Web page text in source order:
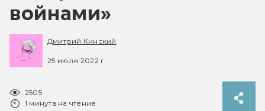
войнами»
Дмитрий Кинский
25 июля 2022 г.
2505
1 минута на чтение